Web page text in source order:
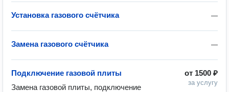
—
Установка газового счётчика
—
Замена газового счётчика
от 1500 ₽
за услугу
Подключение газовой плиты
Замена газовой плиты, подключение